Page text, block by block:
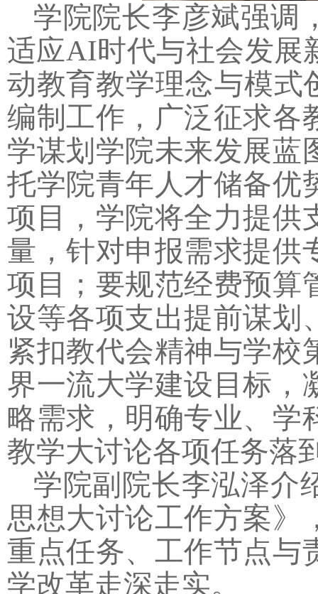
学院院长李彦斌强调
适应AI时代与社会发展
动教育教学理念与模式
编制工作，广泛征求各
学谋划学院未来发展蓝
托学院青年人才储备优
项目，学院将全力提供
量，针对申报需求提供
项目；要规范经费预算
设等各项支出提前谋划
紧扣教代会精神与学校
界一流大学建设目标，
略需求，明确专业、学
教学大讨论各项任务落
学院副院长李泓泽介
思想大讨论工作方案》
重点任务、工作节点与
学改革走深走实。